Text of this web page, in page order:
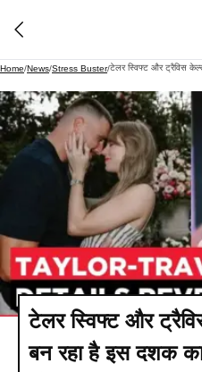
Home/News/Stress Buster/
टेलर स्विफ्ट और
बन रहा है इस दशक